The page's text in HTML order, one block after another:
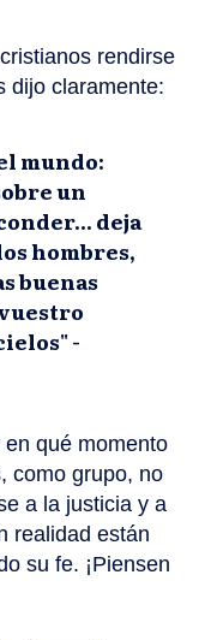
rendirse
dijo claramente:
mundo:
un
deja
hombres,
buenas
-
qué momento
como grupo, no
a la justicia y a
realidad están
su fe. ¡Piensen